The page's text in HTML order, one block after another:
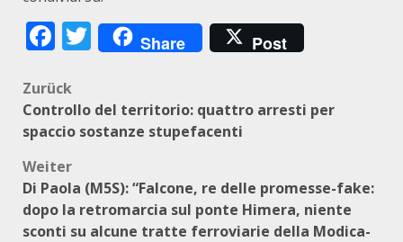
Facebook
Twitter
Share Post
Beitragsnavigation
Zurück
Controllo del territorio: quattro arresti per
spaccio sostanze stupefacenti
Weiter
Di Paola (M5S): “Falcone, re delle promesse-fake:
dopo la retromarcia sul ponte Himera, niente
sconti su alcune tratte ferroviarie della Modica-